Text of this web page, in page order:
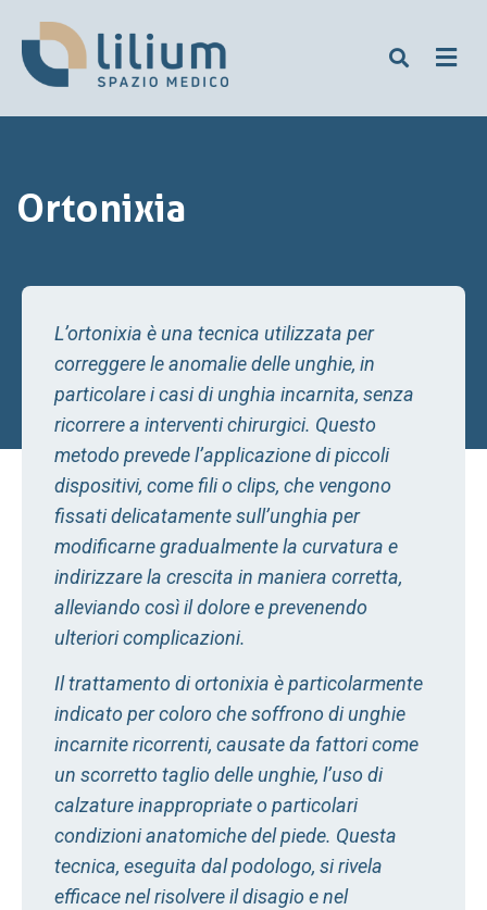
Ortonixia
L’ortonixia è una tecnica utilizzata per
correggere le anomalie delle unghie, in
particolare i casi di unghia incarnita, senza
ricorrere a interventi chirurgici. Questo
metodo prevede l’applicazione di piccoli
dispositivi, come fili o clips, che vengono
fissati delicatamente sull’unghia per
modificarne gradualmente la curvatura e
indirizzare la crescita in maniera corretta,
alleviando così il dolore e prevenendo
ulteriori complicazioni.
Il trattamento di ortonixia è particolarmente
indicato per coloro che soffrono di unghie
incarnite ricorrenti, causate da fattori come
un scorretto taglio delle unghie, l’uso di
calzature inappropriate o particolari
condizioni anatomiche del piede. Questa
tecnica, eseguita dal podologo, si rivela
efficace nel risolvere il disagio e nel